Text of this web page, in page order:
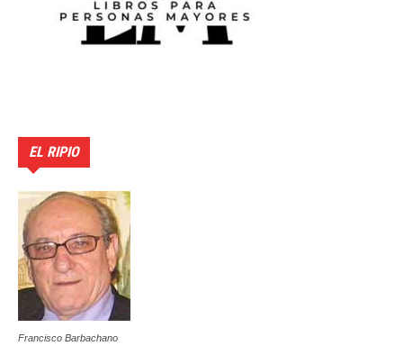
EL RIPIO
Francisco Barbachano